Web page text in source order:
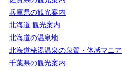
兵庫県の観光案内
北海道 観光案内
北海道の温泉地
北海道秘湯温泉の泉質・体感マニア
千葉県の観光案内